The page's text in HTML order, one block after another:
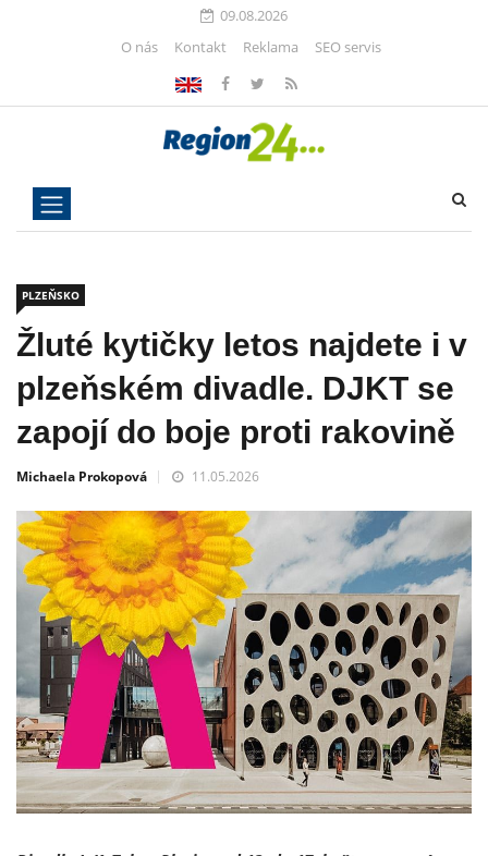
09.08.2026
O nás
Kontakt Reklama SEO servis
PLZEŇSKO
Žluté kytičky letos najdete i v
plzeňském divadle. DJKT se
zapojí do boje proti rakovině
Michaela Prokopová 11.05.2026